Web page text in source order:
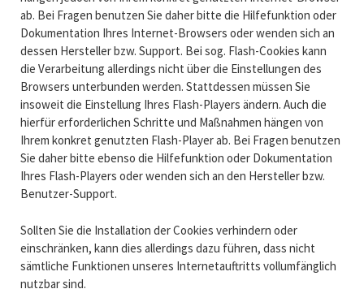
ab. Bei Fragen benutzen Sie daher bitte die Hilfefunktion oder
Dokumentation Ihres Internet-Browsers oder wenden sich an
dessen Hersteller bzw. Support. Bei sog. Flash-Cookies kann
die Verarbeitung allerdings nicht über die Einstellungen des
Browsers unterbunden werden. Stattdessen müssen Sie
insoweit die Einstellung Ihres Flash-Players ändern. Auch die
hierfür erforderlichen Schritte und Maßnahmen hängen von
Ihrem konkret genutzten Flash-Player ab. Bei Fragen benutzen
Sie daher bitte ebenso die Hilfefunktion oder Dokumentation
Ihres Flash-Players oder wenden sich an den Hersteller bzw.
Benutzer-Support.
Sollten Sie die Installation der Cookies verhindern oder
einschränken, kann dies allerdings dazu führen, dass nicht
sämtliche Funktionen unseres Internetauftritts vollumfänglich
nutzbar sind.